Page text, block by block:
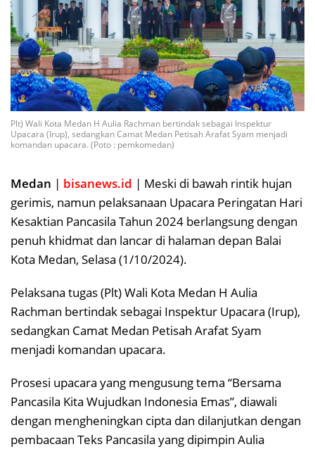
Plt) Wali Kota Medan H Aulia Rachman bertindak sebagai Inspektur
Upacara (Irup), sedangkan Camat Medan Petisah Arafat Syam menjadi
komandan upacara. (Poto : pemkomedan)
Medan | bisanews.id | Meski di bawah rintik hujan
gerimis, namun pelaksanaan Upacara Peringatan Hari
Kesaktian Pancasila Tahun 2024 berlangsung dengan
penuh khidmat dan lancar di halaman depan Balai
Kota Medan, Selasa (1/10/2024).
Pelaksana tugas (Plt) Wali Kota Medan H Aulia
Rachman bertindak sebagai Inspektur Upacara (Irup),
sedangkan Camat Medan Petisah Arafat Syam
menjadi komandan upacara.
Prosesi upacara yang mengusung tema “Bersama
Pancasila Kita Wujudkan Indonesia Emas”, diawali
dengan mengheningkan cipta dan dilanjutkan dengan
pembacaan Teks Pancasila yang dipimpin Aulia